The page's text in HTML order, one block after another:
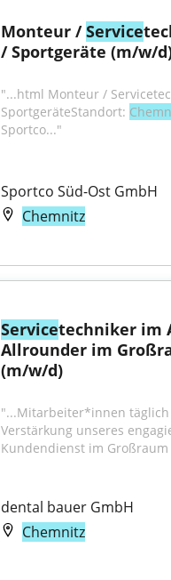
Monteur / Service
/ Sportgeräte (m/w/
"...html Monteur /
SportgeräteStandort:
Sportco..."
Sportco Süd-Ost GmbH
Chemnitz
Servicetechniker im
Allrounder im
(m/w/d)
"...Mitarbeiter*innen täglich
Verstärkung unseres
Kundendienst im Großraum
dental bauer GmbH
Chemnitz